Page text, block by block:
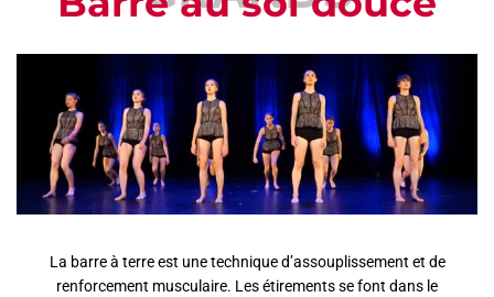
La barre à terre est une technique d’assouplissement et de
renforcement musculaire. Les étirements se font dans le